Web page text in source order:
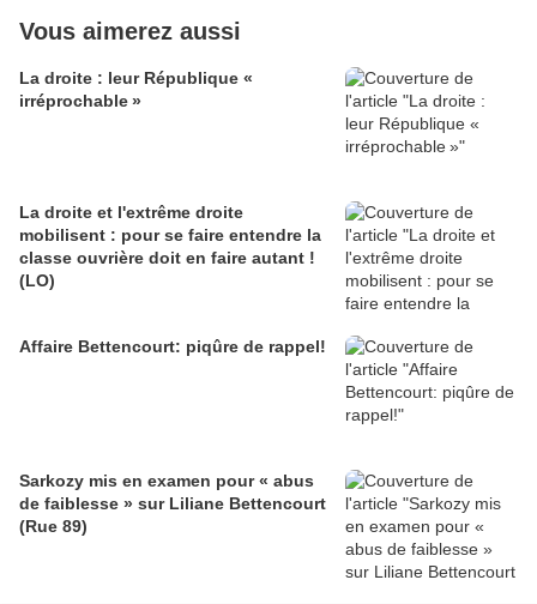
Vous aimerez aussi
La droite : leur République «
irréprochable »
La droite et l'extrême droite
mobilisent : pour se faire entendre la
classe ouvrière doit en faire autant !
(LO)
Affaire Bettencourt: piqûre de rappel!
Sarkozy mis en examen pour « abus
de faiblesse » sur Liliane Bettencourt
(Rue 89)